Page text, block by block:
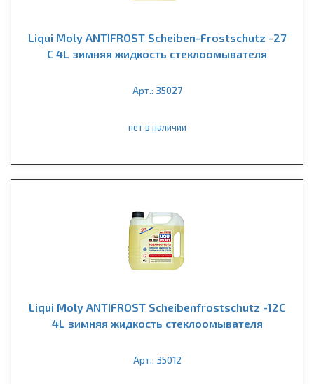
Liqui Moly ANTIFROST Scheiben-Frostschutz -27
С 4L зимняя жидкость стеклоомывателя
Арт.: 35027
нет в наличии
Liqui Moly ANTIFROST Scheibenfrostschutz -12С
4L зимняя жидкость стеклоомывателя
Арт.: 35012